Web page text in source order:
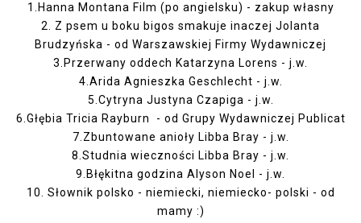
1.Hanna Montana Film (po angielsku) - zakup własny
2. Z psem u boku bigos smakuje inaczej Jolanta
Brudzyńska - od Warszawskiej Firmy Wydawniczej
3.Przerwany oddech Katarzyna Lorens - j.w.
4.Arida Agnieszka Geschlecht - j.w.
5.Cytryna Justyna Czapiga - j.w.
6.Głębia Tricia Rayburn - od Grupy Wydawniczej Publicat
7.Zbuntowane anioły Libba Bray - j.w.
8.Studnia wieczności Libba Bray - j.w.
9.Błękitna godzina Alyson Noel - j.w.
10. Słownik polsko - niemiecki, niemiecko- polski - od
mamy :)